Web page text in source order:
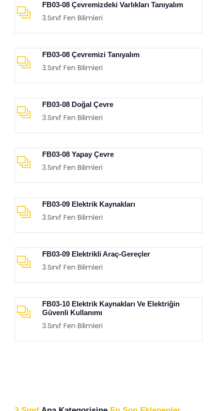
FB03-08 Çevremizdeki Varlıkları Tanıyalım
3.Sınıf Fen Bilimleri
FB03-08 Çevremizi Tanıyalım
3.Sınıf Fen Bilimleri
FB03-08 Doğal Çevre
3.Sınıf Fen Bilimleri
FB03-08 Yapay Çevre
3.Sınıf Fen Bilimleri
FB03-09 Elektrik Kaynakları
3.Sınıf Fen Bilimleri
FB03-09 Elektrikli Araç-Gereçler
3.Sınıf Fen Bilimleri
FB03-10 Elektrik Kaynakları Ve Elektriğin
Güvenli Kullanımı
3.Sınıf Fen Bilimleri